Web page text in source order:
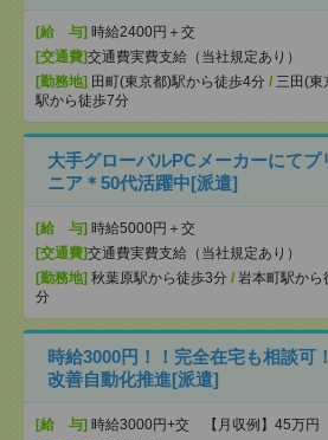
[給 与] 時給2400円＋交
[交通費]交通費実費支給（当社規定あり）
[勤務地] 田町(東京都)駅から徒歩4分 / 三田(東
駅から徒歩7分
大手グローバルPCメーカーにてプ
ニア＊50代活躍中[派遣]
[給 与] 時給5000円＋交
[交通費]交通費実費支給（当社規定あり）
[勤務地] 秋葉原駅から徒歩3分 / 岩本町駅から
分
時給3000円！！完全在宅も相談可
改善自動化推進[派遣]
[給 与] 時給3000円+交 【月収例】45万円